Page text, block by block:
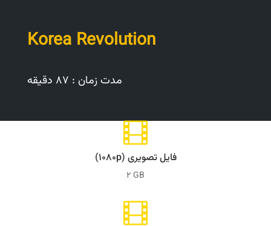
Korea Revolution
مدت زمان : 87 دقیقه

فایل تصویری (۱۰۸۰p)
2 GB
